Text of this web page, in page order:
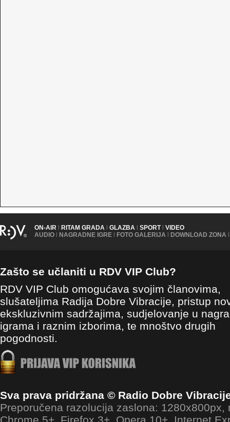
ON-AIR | RITAM GRADA | GLAZBA | SPORT | VIDEO
AUDIO | NAGRADNE IGRE | FOTO GALERIJA | DOWNLOAD ZONA |
Zašto se učlaniti u RDV VIP Club?
RDV VIP Club omogućava svojim članovima,
slušateljima Radija Dobre Vibracije, pristup
ekskluzivnim sadržajima, sudjelovanje u
igrama i raznim izborima, te mnoštvo drugih
pogodnosti.
Sva prava pridržana © Radio Dobre
Preporučena razolucija zaslona: 1280x800px,